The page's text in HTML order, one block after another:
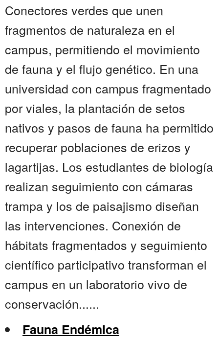
Conectores verdes que unen
fragmentos de naturaleza en el
campus, permitiendo el movimiento
de fauna y el flujo genético. En una
universidad con campus fragmentado
por viales, la plantación de setos
nativos y pasos de fauna ha permitido
recuperar poblaciones de erizos y
lagartijas. Los estudiantes de biología
realizan seguimiento con cámaras
trampa y los de paisajismo diseñan
las intervenciones. Conexión de
hábitats fragmentados y seguimiento
científico participativo transforman el
campus en un laboratorio vivo de
conservación......
Fauna Endémica